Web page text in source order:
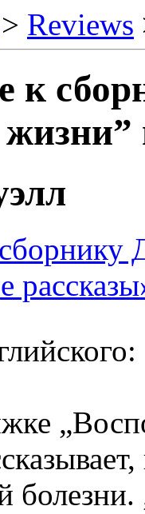
> Reviews
к